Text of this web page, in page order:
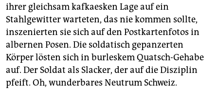
ihrer gleichsam kafkaesken Lage auf ein
Stahlgewitter warteten, das nie kommen sollte,
inszenierten sie sich auf den Postkartenfotos in
albernen Posen. Die soldatisch gepanzerten
Körper lösten sich in burleskem Quatsch-Gehabe
auf. Der Soldat als Slacker, der auf die Disziplin
pfeift. Oh, wunderbares Neutrum Schweiz.